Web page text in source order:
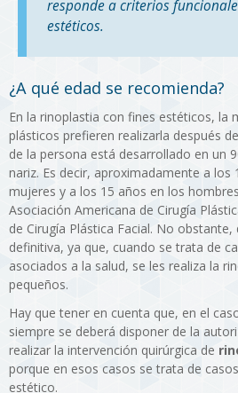
responde a criterios
estéticos.
¿A qué edad se recomienda?
En la rinoplastia con fines estéticos, la
plásticos prefieren realizarla después
de la persona está desarrollado en un
nariz. Es decir, aproximadamente a los
mujeres y a los 15 años en los
Asociación Americana de Cirugía
de Cirugía Plástica Facial. No obstante,
definitiva, ya que, cuando se trata de
asociados a la salud, se les realiza la
pequeños.
Hay que tener en cuenta que, en el
siempre se deberá disponer de la
realizar la intervención quirúrgica de
porque en esos casos se trata de
estético.